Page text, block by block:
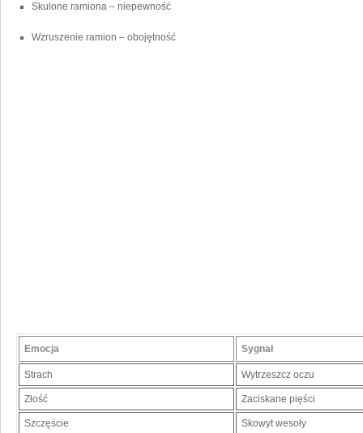
Skulone ramiona – niepewność
Wzruszenie ramion – obojętność
Emocja Sygnał
Strach Wytrzeszcz ​oczu
Złość Zaciskane pięści
Szczęście Skowyt wesoły